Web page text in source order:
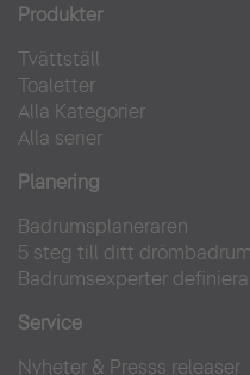
Produkter
Tvättställ
Toaletter
Alla Kategorier
Alla serier
Planering
Badrumsplaneraren
5 steg till ditt drömbadrum
Badrumsexperter
Service
Nyheter & Presss releaser